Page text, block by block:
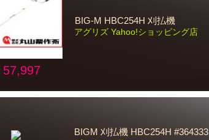
57,997
BIG-M HBC254H 刈払機
アグリズ Yahoo!ショッピング店
BIGM 刈払機 HBC254H #364333